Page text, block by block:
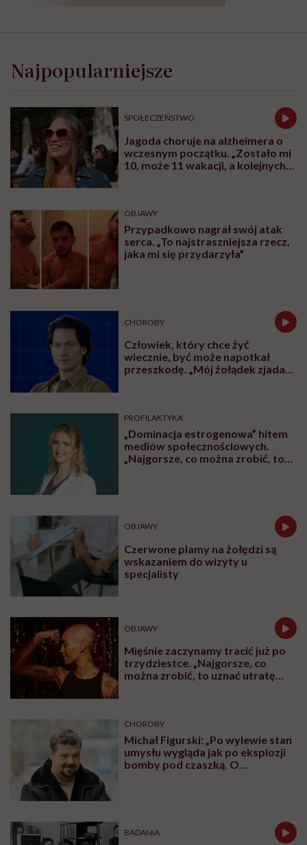
Najpopularniejsze
SPOŁECZEŃSTWO
Jagoda choruje na alzheimera o
wczesnym początku. „Zostało mi
10, może 11 wakacji, a kolejnych
OBJAWY
Przypadkowo nagrał swój atak
serca. „To najstraszniejsza rzecz,
jaka mi się przydarzyła”
CHOROBY
Człowiek, który chce żyć
wiecznie, być może napotkał
przeszkodę. „Mój żołądek zjada
PROFILAKTYKA
„Dominacja estrogenowa” hitem
mediów społecznościowych.
„Najgorsze, co można zrobić, to
OBJAWY
Czerwone plamy na żołędzi są
wskazaniem do wizyty u
specjalisty
OBJAWY
Mięśnie zaczynamy tracić już po
trzydziestce. „Najgorsze, co
można zrobić, to uznać utratę
CHOROBY
Michał Figurski: „Po wylewie stan
umysłu wygląda jak po eksplozji
bomby pod czaszką. O
BADANIA